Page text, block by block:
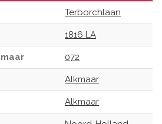
Terborchlaan
1816 LA
072
Alkmaar
Alkmaar